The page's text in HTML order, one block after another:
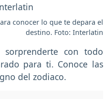
conocer lo que te depara el
destino. Foto: Interlatin
con todo
para ti. Conoce las
del zodiaco.